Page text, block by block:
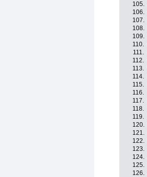
105.
106.
107.
108.
109.
110.
111.
112.
113.
114.
115.
116.
117.
118.
119.
120.
121.
122.
123.
124.
125.
126.